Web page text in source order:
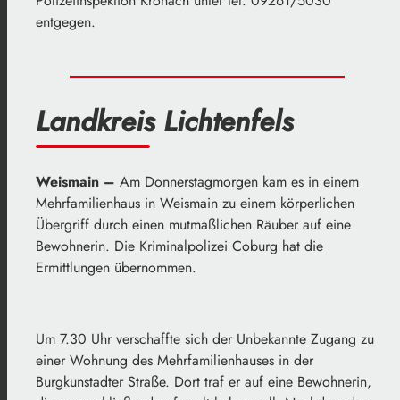
entgegen.
Landkreis Lichtenfels
Weismain – Am Donnerstagmorgen kam es in einem
Mehrfamilienhaus in Weismain zu einem körperlichen
Übergriff durch einen mutmaßlichen Räuber auf eine
Bewohnerin. Die Kriminalpolizei Coburg hat die
Ermittlungen übernommen.
Um 7.30 Uhr verschaffte sich der Unbekannte Zugang zu
einer Wohnung des Mehrfamilienhauses in der
Burgkunstadter Straße. Dort traf er auf eine Bewohnerin,